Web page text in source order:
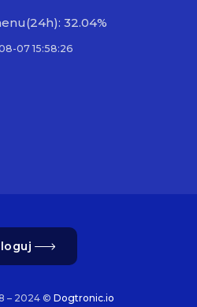
32.04%
07 15:58:26
– 2024 © Dogtronic.io